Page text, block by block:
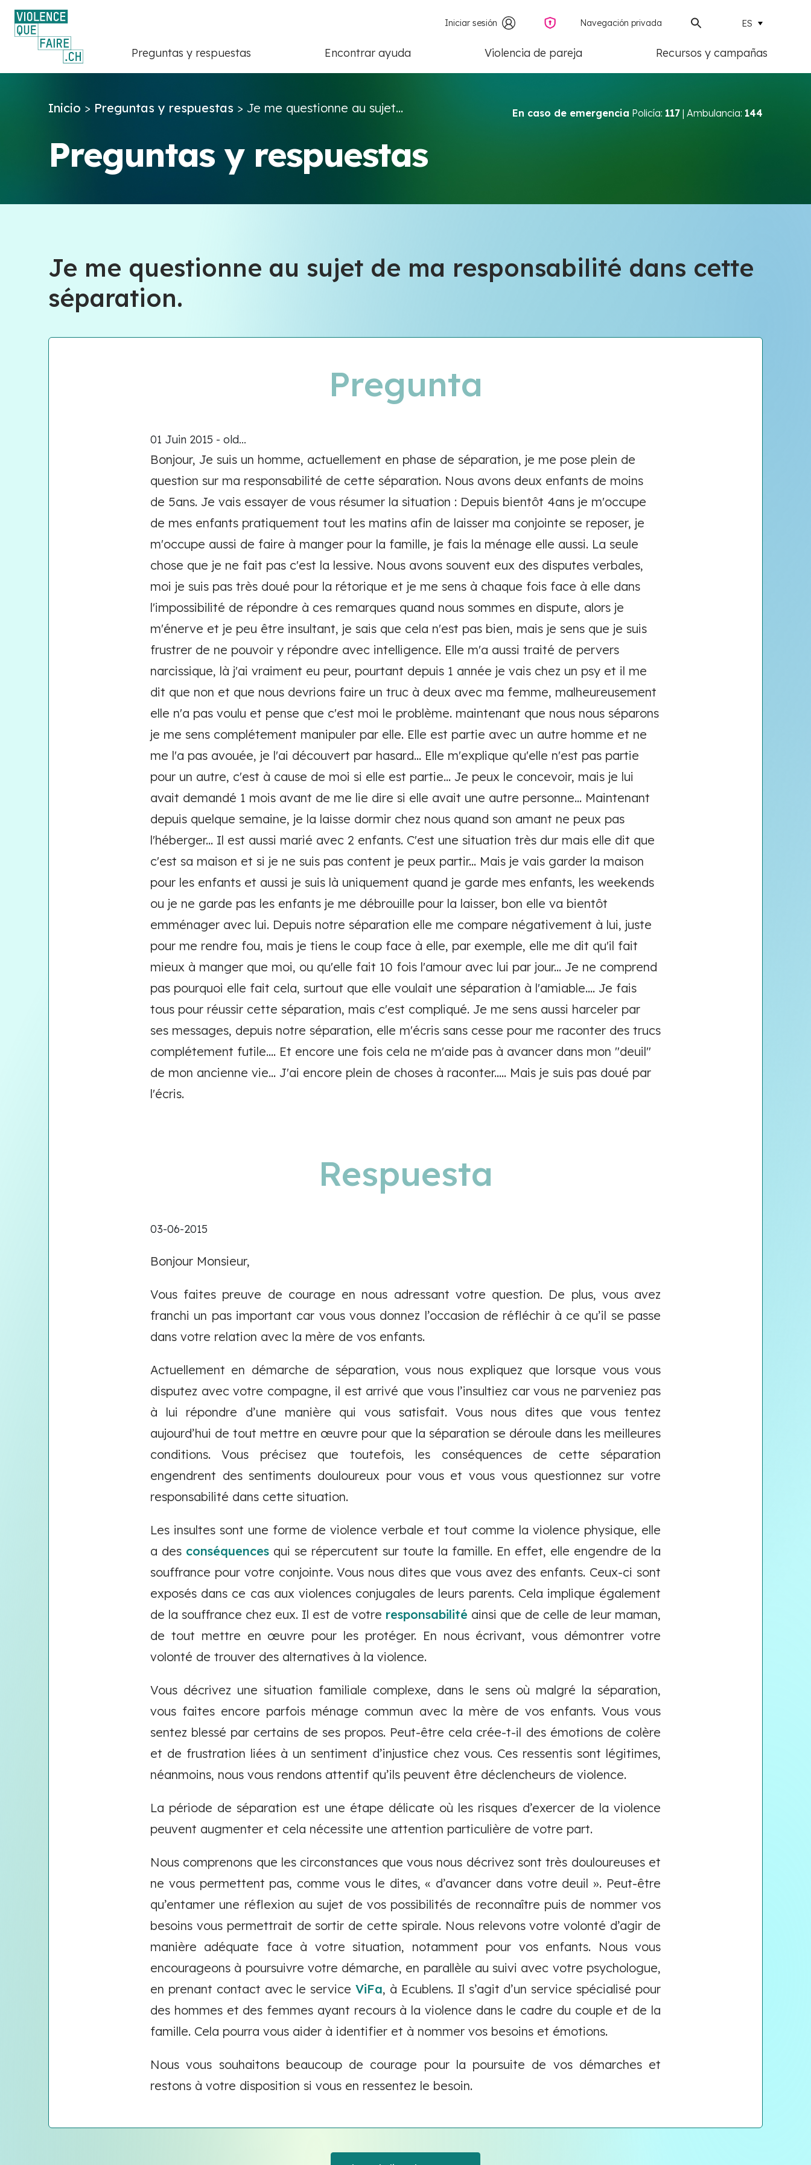
Iniciar sesión Navegación privada ES
Preguntas y respuestas Encontrar ayuda Violencia de pareja Recursos y campañas
Inicio > Preguntas y respuestas > Je me questionne au sujet... En caso de emergencia Policía: 117 | Ambulancia: 144
Preguntas y respuestas
Je me questionne au sujet de ma responsabilité dans cette
séparation.
Pregunta
01 Juin 2015 - old...
Bonjour, Je suis un homme, actuellement en phase de séparation, je me pose plein de
question sur ma responsabilité de cette séparation. Nous avons deux enfants de moins
de 5ans. Je vais essayer de vous résumer la situation : Depuis bientôt 4ans je m'occupe
de mes enfants pratiquement tout les matins afin de laisser ma conjointe se reposer, je
m'occupe aussi de faire à manger pour la famille, je fais la ménage elle aussi. La seule
chose que je ne fait pas c'est la lessive. Nous avons souvent eux des disputes verbales,
moi je suis pas très doué pour la rétorique et je me sens à chaque fois face à elle dans
l'impossibilité de répondre à ces remarques quand nous sommes en dispute, alors je
m'énerve et je peu être insultant, je sais que cela n'est pas bien, mais je sens que je suis
frustrer de ne pouvoir y répondre avec intelligence. Elle m'a aussi traité de pervers
narcissique, là j'ai vraiment eu peur, pourtant depuis 1 année je vais chez un psy et il me
dit que non et que nous devrions faire un truc à deux avec ma femme, malheureusement
elle n'a pas voulu et pense que c'est moi le problème. maintenant que nous nous séparons
je me sens complétement manipuler par elle. Elle est partie avec un autre homme et ne
me l'a pas avouée, je l'ai découvert par hasard... Elle m'explique qu'elle n'est pas partie
pour un autre, c'est à cause de moi si elle est partie... Je peux le concevoir, mais je lui
avait demandé 1 mois avant de me lie dire si elle avait une autre personne... Maintenant
depuis quelque semaine, je la laisse dormir chez nous quand son amant ne peux pas
l'héberger... Il est aussi marié avec 2 enfants. C'est une situation très dur mais elle dit que
c'est sa maison et si je ne suis pas content je peux partir... Mais je vais garder la maison
pour les enfants et aussi je suis là uniquement quand je garde mes enfants, les weekends
ou je ne garde pas les enfants je me débrouille pour la laisser, bon elle va bientôt
emménager avec lui. Depuis notre séparation elle me compare négativement à lui, juste
pour me rendre fou, mais je tiens le coup face à elle, par exemple, elle me dit qu'il fait
mieux à manger que moi, ou qu'elle fait 10 fois l'amour avec lui par jour... Je ne comprend
pas pourquoi elle fait cela, surtout que elle voulait une séparation à l'amiable.... Je fais
tous pour réussir cette séparation, mais c'est compliqué. Je me sens aussi harceler par
ses messages, depuis notre séparation, elle m'écris sans cesse pour me raconter des trucs
complétement futile.... Et encore une fois cela ne m'aide pas à avancer dans mon "deuil"
de mon ancienne vie... J'ai encore plein de choses à raconter..... Mais je suis pas doué par
l'écris.
Respuesta
03-06-2015
Bonjour Monsieur,
Vous faites preuve de courage en nous adressant votre question. De plus, vous avez
franchi un pas important car vous vous donnez l’occasion de réfléchir à ce qu’il se passe
dans votre relation avec la mère de vos enfants.
Actuellement en démarche de séparation, vous nous expliquez que lorsque vous vous
disputez avec votre compagne, il est arrivé que vous l’insultiez car vous ne parveniez pas
à lui répondre d’une manière qui vous satisfait. Vous nous dites que vous tentez
aujourd’hui de tout mettre en œuvre pour que la séparation se déroule dans les meilleures
conditions. Vous précisez que toutefois, les conséquences de cette séparation
engendrent des sentiments douloureux pour vous et vous vous questionnez sur votre
responsabilité dans cette situation.
Les insultes sont une forme de violence verbale et tout comme la violence physique, elle
a des conséquences qui se répercutent sur toute la famille. En effet, elle engendre de la
souffrance pour votre conjointe. Vous nous dites que vous avez des enfants. Ceux-ci sont
exposés dans ce cas aux violences conjugales de leurs parents. Cela implique également
de la souffrance chez eux. Il est de votre responsabilité ainsi que de celle de leur maman,
de tout mettre en œuvre pour les protéger. En nous écrivant, vous démontrer votre
volonté de trouver des alternatives à la violence.
Vous décrivez une situation familiale complexe, dans le sens où malgré la séparation,
vous faites encore parfois ménage commun avec la mère de vos enfants. Vous vous
sentez blessé par certains de ses propos. Peut-être cela crée-t-il des émotions de colère
et de frustration liées à un sentiment d’injustice chez vous. Ces ressentis sont légitimes,
néanmoins, nous vous rendons attentif qu’ils peuvent être déclencheurs de violence.
La période de séparation est une étape délicate où les risques d’exercer de la violence
peuvent augmenter et cela nécessite une attention particulière de votre part.
Nous comprenons que les circonstances que vous nous décrivez sont très douloureuses et
ne vous permettent pas, comme vous le dites, « d’avancer dans votre deuil ». Peut-être
qu’entamer une réflexion au sujet de vos possibilités de reconnaître puis de nommer vos
besoins vous permettrait de sortir de cette spirale. Nous relevons votre volonté d’agir de
manière adéquate face à votre situation, notamment pour vos enfants. Nous vous
encourageons à poursuivre votre démarche, en parallèle au suivi avec votre psychologue,
en prenant contact avec le serviceViFa, à Ecublens. Il s’agit d’un service spécialisé pour
des hommes et des femmes ayant recours à la violence dans le cadre du couple et de la
famille. Cela pourra vous aider à identifier et à nommer vos besoins et émotions.
Nous vous souhaitons beaucoup de courage pour la poursuite de vos démarches et
restons à votre disposition si vous en ressentez le besoin.